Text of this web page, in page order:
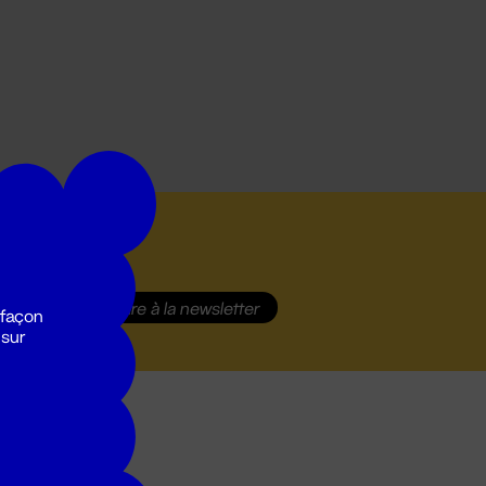
S'inscrire à la newsletter